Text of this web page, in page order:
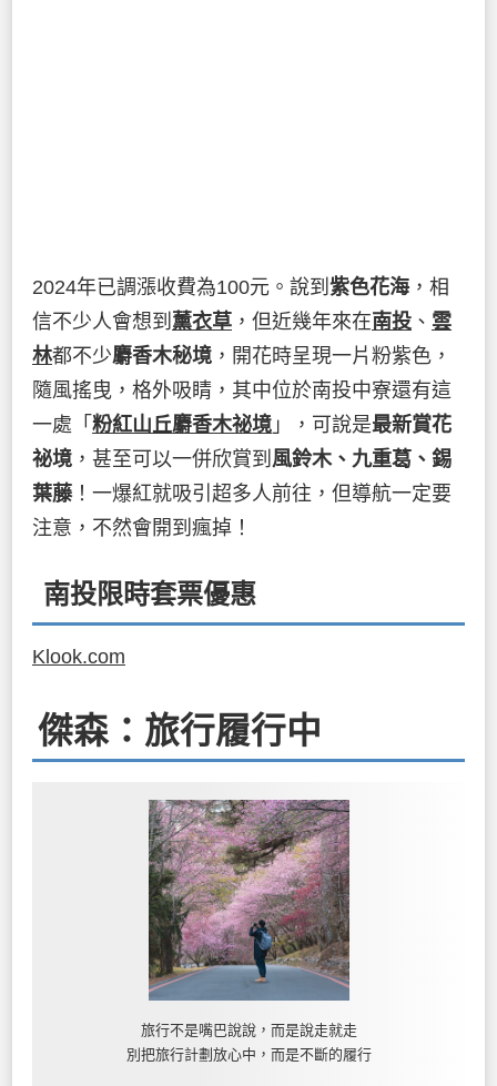
2024年已調漲收費為100元。說到 紫色花海 ，相
信不少人會想到 薰衣草 ，但近幾年來在南投、 雲
林都不少麝香木秘境 ，開花時呈現一片粉紫色，
隨風搖曳，格外吸睛，其中位於南投中寮還有這
一處「 粉紅山丘麝香木祕境 」，可說是最新賞花
祕境 ，甚至可以一併欣賞到 風鈴木、九重葛、錫
葉藤！一爆紅就吸引超多人前往，但導航一定要
注意，不然會開到瘋掉！
南投限時套票優惠
Klook.com
傑森：旅行履行中
旅行不是嘴巴說說，而是說走就走
別把旅行計劃放心中，而是不斷的履行